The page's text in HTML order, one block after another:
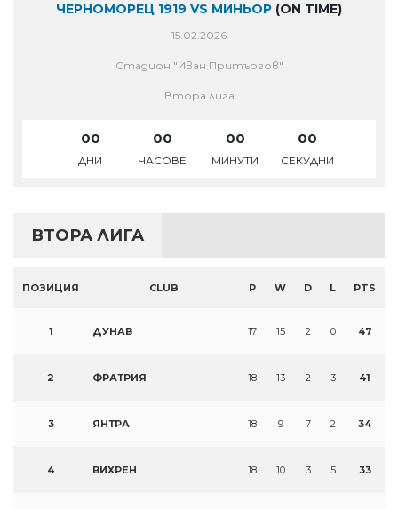
ЧЕРНОМОРЕЦ 1919 VS МИНЬОР (ON TIME)
15.02.2026
Стадион "Иван Притъргов"
Втора лига
00
ДНИ
00
ЧАСОВЕ
00
МИНУТИ
00
СЕКУДНИ
ВТОРА ЛИГА
ПОЗИЦИЯ CLUB P W D L PTS
1 ДУНАВ 17 15 2 0 47
2 ФРАТРИЯ 18 13 2 3 41
3 ЯНТРА 18 9 7 2 34
4 ВИХРЕН 18 10 3 5 33